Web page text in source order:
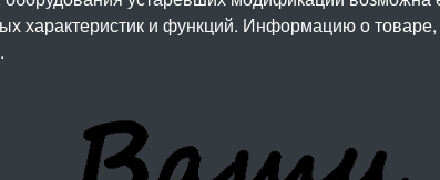
характеристик и функций. Информацию о товаре,